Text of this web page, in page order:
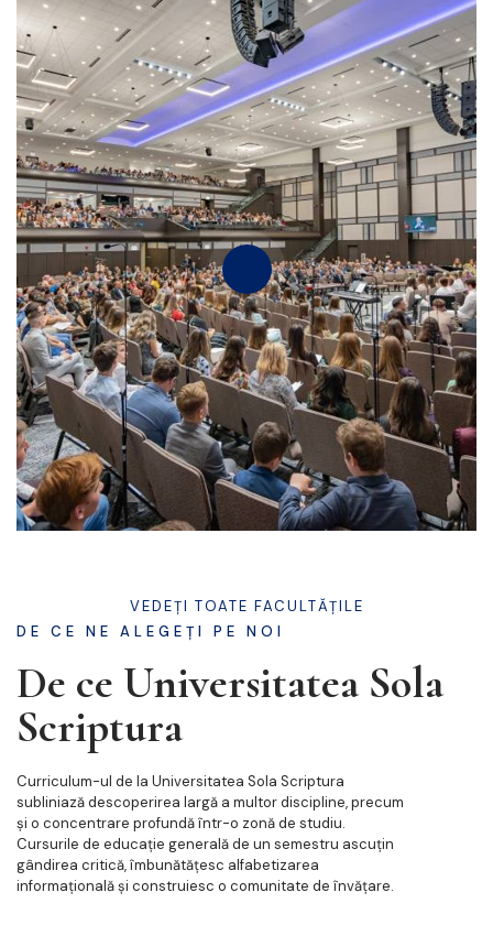
DE CE NE ALEGEȚI PE NOI
De ce Universitatea Sola
Scriptura
Curriculum-ul de la Universitatea Sola Scriptura
subliniază descoperirea largă a multor discipline, precum
și o concentrare profundă într-o zonă de studiu.
Cursurile de educație generală de un semestru ascuțin
gândirea critică, îmbunătățesc alfabetizarea
informațională și construiesc o comunitate de învățare.
VEDEȚI TOATE FACULTĂȚILE